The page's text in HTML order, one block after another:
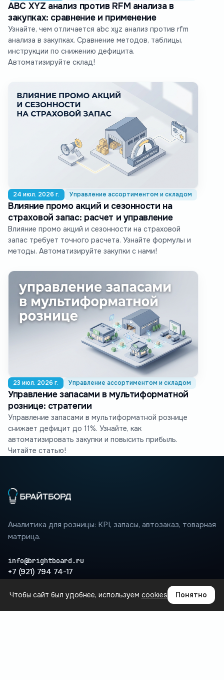
ABC XYZ анализ против RFM анализа в
закупках: сравнение и применение
Узнайте, чем отличается abc xyz анализ против rfm
анализа в закупках. Сравнение методов, таблицы,
инструкции по снижению дефицита.
Автоматизируйте склад!
24 июл. 2026 г. Управление ассортиментом и складом
Влияние промо акций и сезонности на
страховой запас: расчет и управление
Влияние промо акций и сезонности на страховой
запас требует точного расчета. Узнайте формулы и
методы. Автоматизируйте закупки с нами!
23 июл. 2026 г. Управление ассортиментом и складом
Управление запасами в мультиформатной
рознице: стратегии
Управление запасами в мультиформатной рознице
снижает дефицит до 11%. Узнайте, как
автоматизировать закупки и повысить прибыль.
Читайте статью!
Аналитика для розницы: KPI, запасы, автозаказ, товарная
матрица.
info@brightboard.ru
+7 (921) 794 74-17
Где теряются деньги
Чтобы сайт был удобнее, используем cookies Понятно